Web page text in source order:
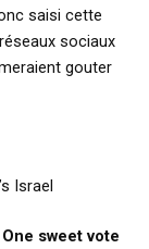
saisi cette
sociaux
gouter
Israel
One sweet vote